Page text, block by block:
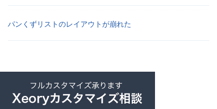
パンくずリストのレイアウトが崩れた